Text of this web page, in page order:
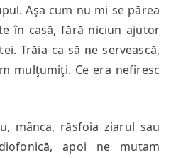
Aşa cum nu mi se părea
în casă, fără niciun ajutor
Trăia ca să ne servească,
mulţumiţi. Ce era nefiresc
mânca, răsfoia ziarul sau
apoi ne mutam